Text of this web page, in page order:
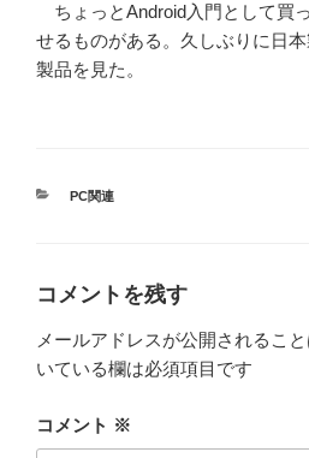
ちょっとAndroid入門として買
せるものがある。久しぶりに日
製品を見た。
カ
PC関連
コメントを残す
メールアドレスが公開されること
いている欄は必須項目です
コメント ※